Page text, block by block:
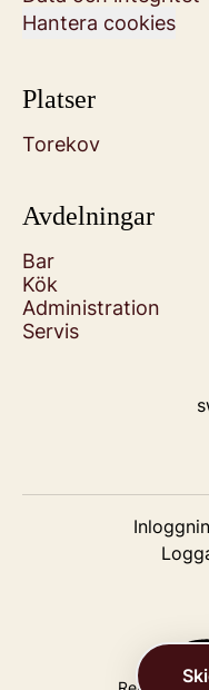
Hantera cookies
Platser
Torekov
Avdelningar
Bar
Kök
Administration
Servis